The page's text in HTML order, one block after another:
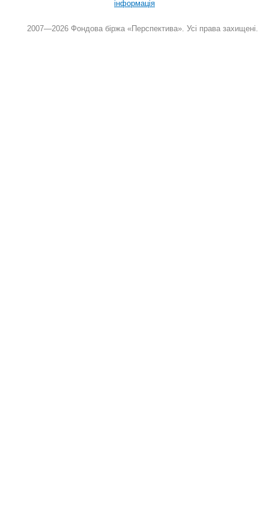
інформація
2007—2026 Фондова біржа «Перспектива». Усі права захищені.